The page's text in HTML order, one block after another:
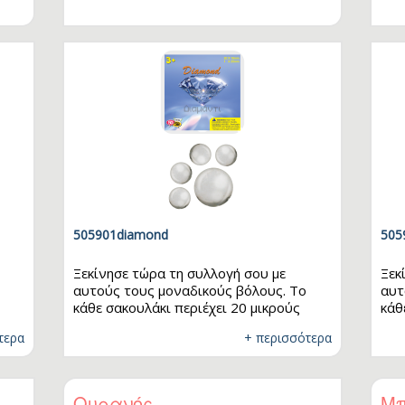
8 Χρονών
11 Χρονών
14 Χρονών
505901diamond
Ξεκίνησε τώρα τη συλλογή σου με
αυτούς τους μοναδικούς βόλους. Το
κάθε σακουλάκι περιέχει 20 μικρούς
σχέδια και παίξε μαζί με τους φίλους
σου! Διαστάσεις: 20 x 16mm - 1 x 25mm
+ περισσότερα